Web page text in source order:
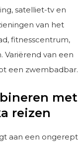
satelliet-tv en
van het
fitnesscentrum,
van een
een zwembadbar.
met
reizen
aan een ongerept